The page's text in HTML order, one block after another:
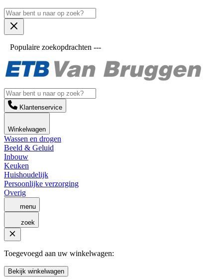
Populaire zoekopdrachten ---
Klantenservice
Winkelwagen
Wassen en drogen
Beeld & Geluid
Inbouw
Keuken
Huishoudelijk
Persoonlijke verzorging
Overig
menu
zoek
Toegevoegd aan uw winkelwagen:
Bekijk winkelwagen